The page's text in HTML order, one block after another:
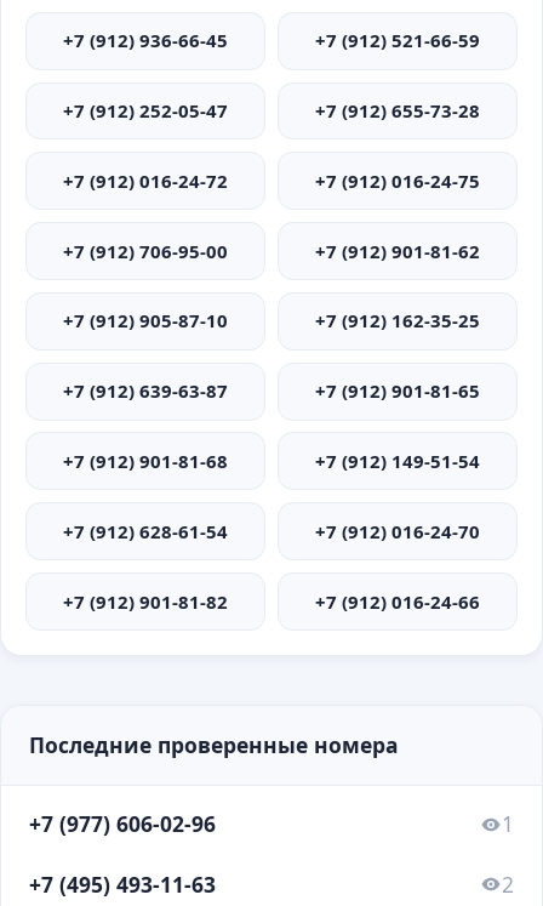
+7 (912) 936-66-45 +7 (912) 521-66-59
+7 (912) 252-05-47 +7 (912) 655-73-28
+7 (912) 016-24-72 +7 (912) 016-24-75
+7 (912) 706-95-00 +7 (912) 901-81-62
+7 (912) 905-87-10 +7 (912) 162-35-25
+7 (912) 639-63-87 +7 (912) 901-81-65
+7 (912) 901-81-68 +7 (912) 149-51-54
+7 (912) 628-61-54 +7 (912) 016-24-70
+7 (912) 901-81-82 +7 (912) 016-24-66
Последние проверенные номера
+7 (977) 606-02-96 1
+7 (495) 493-11-63 2